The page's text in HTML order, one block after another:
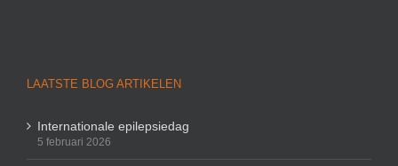
LAATSTE BLOG ARTIKELEN
Internationale epilepsiedag
5 februari 2026